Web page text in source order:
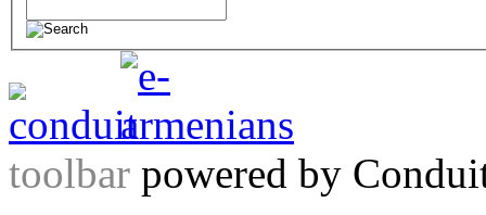
toolbar powered by